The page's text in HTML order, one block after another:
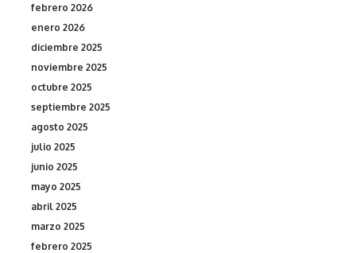
febrero 2026
enero 2026
diciembre 2025
noviembre 2025
octubre 2025
septiembre 2025
agosto 2025
julio 2025
junio 2025
mayo 2025
abril 2025
marzo 2025
febrero 2025